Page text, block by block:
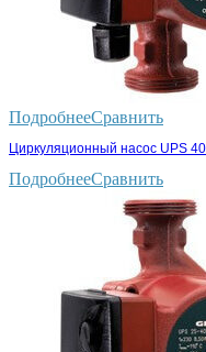
ПодробнееСравнить
Циркуляционный насос UPS
ПодробнееСравнить